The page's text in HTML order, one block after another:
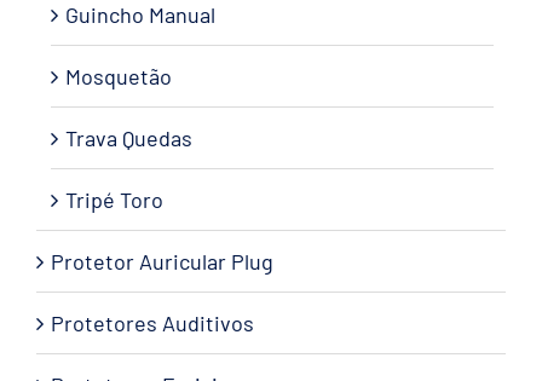
Guincho Manual
Mosquetão
Trava Quedas
Tripé Toro
Protetor Auricular Plug
Protetores Auditivos